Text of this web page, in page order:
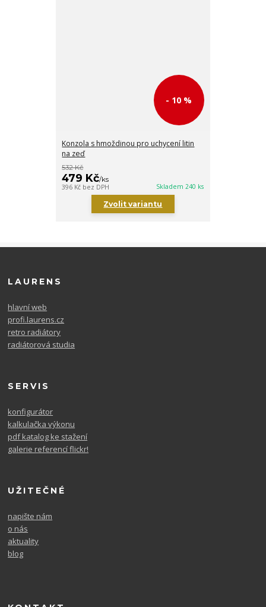
- 10 %
Konzola s hmoždinou pro uchycení litin
na zeď
532 Kč
479 Kč/ks
396 Kč bez DPH Skladem 240 ks
Zvolit variantu
LAURENS
hlavní web
profi.laurens.cz
retro radiátory
radiátorová studia
SERVIS
konfigurátor
kalkulačka výkonu
pdf katalog ke stažení
galerie referencí flickr!
UŽITEČNÉ
napište nám
o nás
aktuality
blog